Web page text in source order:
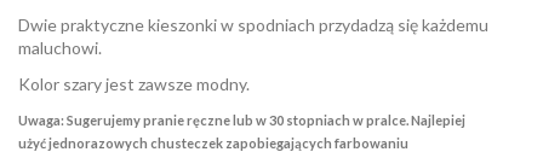
Dwie praktyczne kieszonki w spodniach przydadzą się każdemu
maluchowi.
Kolor szary jest zawsze modny.
Uwaga: Sugerujemy pranie ręczne lub w 30 stopniach w pralce. Najlepiej
użyć jednorazowych chusteczek zapobiegających farbowaniu